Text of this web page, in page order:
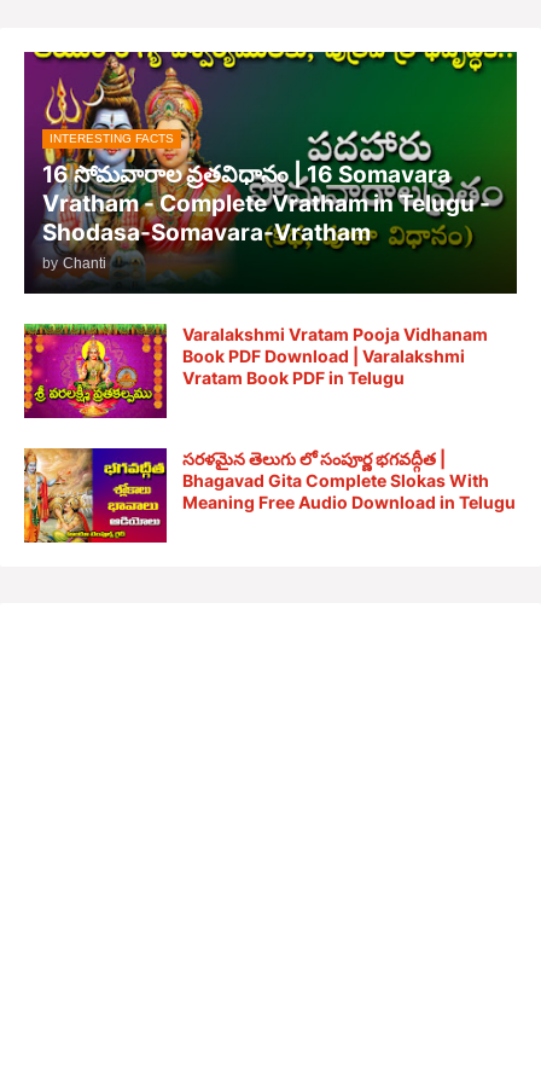
INTERESTING FACTS
16 సోమవారాల వ్రతవిధానం | 16 Somavara
Vratham - Complete Vratham in Telugu -
Shodasa-Somavara-Vratham
by Chanti
Varalakshmi Vratam Pooja Vidhanam
Book PDF Download | Varalakshmi
Vratam Book PDF in Telugu
సరళమైన తెలుగు లో సంపూర్ణ భగవద్గీత |
Bhagavad Gita Complete Slokas With
Meaning Free Audio Download in Telugu